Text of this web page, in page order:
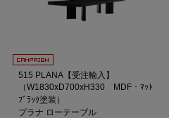
515 PLANA【受注輸入】
（W1830xD700xH330 MDF・ﾏｯﾄ
ﾌﾞﾗｯｸ塗装）
プラナ ローテーブル